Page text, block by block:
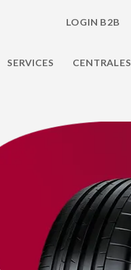
SERVICES CENTRALES
LOGIN B2B